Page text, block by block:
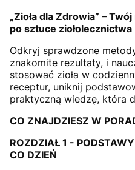
„Zioła dla Zdrowia” –
po sztuce ziołolecznictwa
Odkryj sprawdzone
znakomite rezultaty, i
stosować zioła w
receptur, uniknij
praktyczną wiedzę, która
CO ZNAJDZIESZ W
ROZDZIAŁ 1 -
CO DZIEŃ